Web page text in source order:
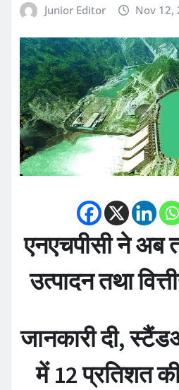
Junior Editor Nov 12,
एनएचपीसी ने
उत्पादन तथा
जानकारी दी,
में 12 प्रतिशत की